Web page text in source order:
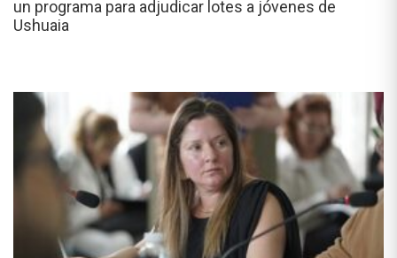
un programa para adjudicar lotes a jóvenes de
Ushuaia